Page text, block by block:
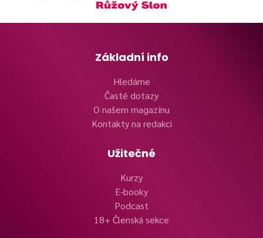
Základní info
Hledáme
Časté dotazy
O našem magazínu
Kontakty na redakci
Užitečné
Kurzy
E-booky
Podcast
18+ Členská sekce